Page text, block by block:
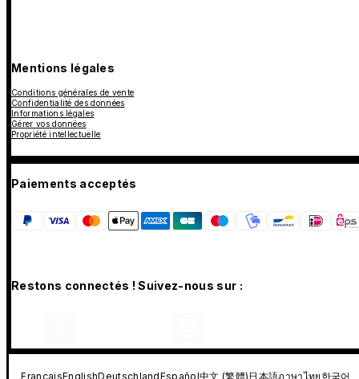
Mentions légales
Conditions générales de vente
Confidentialité des données
Informations légales
Gérer vos données
Propriété intellectuelle
Paiements acceptés
Restons connectés ! Suivez-nous sur :
FrançaisEnglishDeutschlandEspañol中文 (繁體) 日本語ภาษาไทย 한국어